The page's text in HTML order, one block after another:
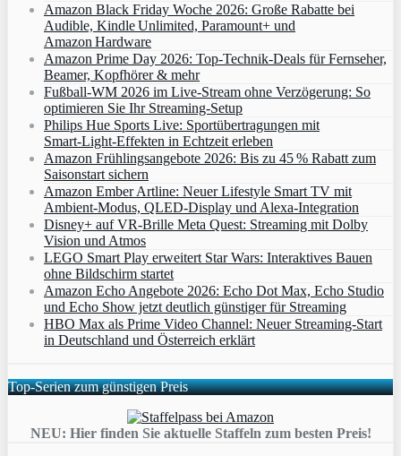
Amazon Black Friday Woche 2026: Große Rabatte bei
Audible, Kindle Unlimited, Paramount+ und
Amazon Hardware
Amazon Prime Day 2026: Top-Technik-Deals für Fernseher,
Beamer, Kopfhörer & mehr
Fußball-WM 2026 im Live-Stream ohne Verzögerung: So
optimieren Sie Ihr Streaming-Setup
Philips Hue Sports Live: Sportübertragungen mit
Smart‑Light‑Effekten in Echtzeit erleben
Amazon Frühlingsangebote 2026: Bis zu 45 % Rabatt zum
Saisonstart sichern
Amazon Ember Artline: Neuer Lifestyle Smart TV mit
Ambient‑Modus, QLED‑Display und Alexa‑Integration
Disney+ auf VR-Brille Meta Quest: Streaming mit Dolby
Vision und Atmos
LEGO Smart Play erweitert Star Wars: Interaktives Bauen
ohne Bildschirm startet
Amazon Echo Angebote 2026: Echo Dot Max, Echo Studio
und Echo Show jetzt deutlich günstiger für Streaming
HBO Max als Prime Video Channel: Neuer Streaming‑Start
in Deutschland und Österreich erklärt
Top-Serien zum günstigen Preis
NEU: Hier finden Sie aktuelle Staffeln zum besten Preis!